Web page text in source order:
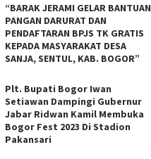
“BARAK JERAMI GELAR BANTUAN
PANGAN DARURAT DAN
PENDAFTARAN BPJS TK GRATIS
KEPADA MASYARAKAT DESA
SANJA, SENTUL, KAB. BOGOR”
Plt. Bupati Bogor Iwan
Setiawan Dampingi Gubernur
Jabar Ridwan Kamil Membuka
Bogor Fest 2023 Di Stadion
Pakansari